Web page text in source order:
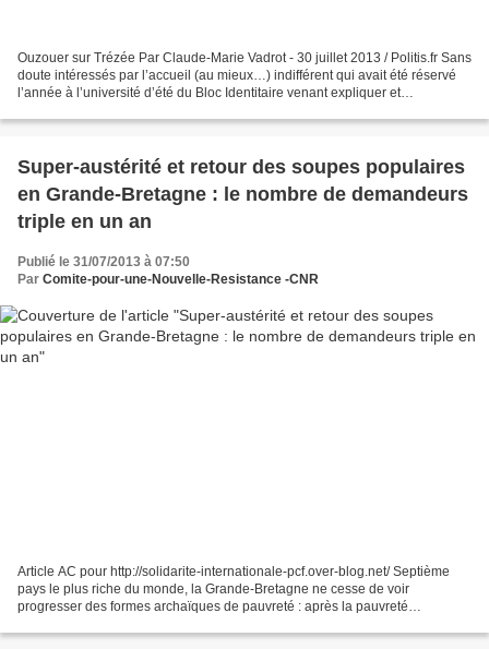
Ouzouer sur Trézée Par Claude-Marie Vadrot - 30 juillet 2013 / Politis.fr Sans
doute intéressés par l’accueil (au mieux…) indifférent qui avait été réservé
l’année à l’université d’été du Bloc Identitaire venant expliquer et
Super-austérité et retour des soupes populaires
en Grande-Bretagne : le nombre de demandeurs
triple en un an
Publié le 31/07/2013 à 07:50
Par Comite-pour-une-Nouvelle-Resistance -CNR
Article AC pour http://solidarite-internationale-pcf.over-blog.net/ Septième
pays le plus riche du monde, la Grande-Bretagne ne cesse de voir
progresser des formes archaïques de pauvreté : après la pauvreté